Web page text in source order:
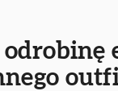
odrobinę